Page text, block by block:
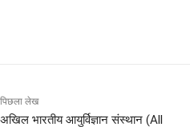
पिछला लेख
अखिल भारतीय आयुर्विज्ञान संस्थान (All